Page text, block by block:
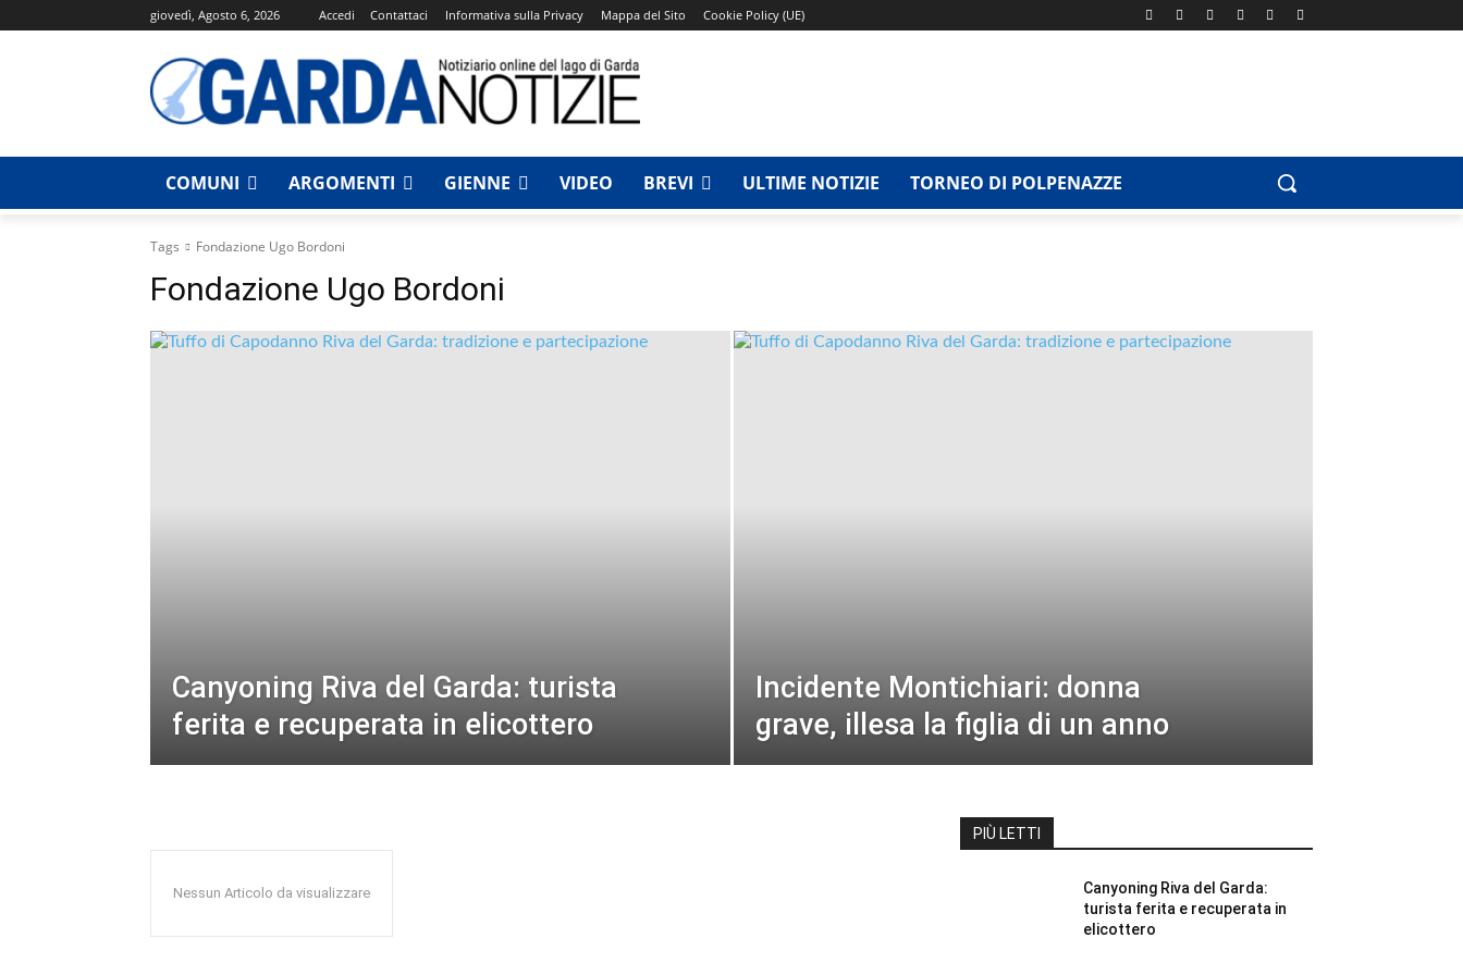
giovedì, Agosto 6, 2026 Accedi Contattaci Informativa sulla Privacy Mappa del Sito Cookie Policy (UE)
COMUNI ARGOMENTI GIENNE VIDEO BREVI ULTIME NOTIZIE TORNEO DI POLPENAZZE
Tags Fondazione Ugo Bordoni
Fondazione Ugo Bordoni
Canyoning Riva del Garda: turista
ferita e recuperata in elicottero
Incidente Montichiari: donna
grave, illesa la figlia di un anno
Nessun Articolo da visualizzare
PIÙ LETTI
Canyoning Riva del Garda:
turista ferita e recuperata in
elicottero